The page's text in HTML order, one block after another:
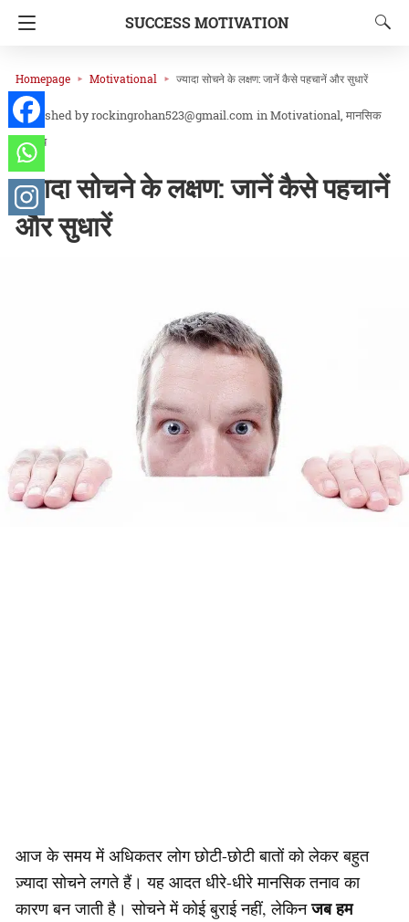
SUCCESS MOTIVATION
Homepage Motivational ज्यादा सोचने के लक्षण: जानें कैसे पहचानें और सुधारें
rockingrohan523@gmail.com inMotivational मानसिक
स्वास्थ्य
ज्यादा सोचने के लक्षण: जानें कैसे पहचानें
और सुधारें
आज के समय में अधिकतर लोग छोटी-छोटी बातों को लेकर बहुत
ज़्यादा सोचने लगते हैं। यह आदत धीरे-धीरे मानसिक तनाव का
कारण बन जाती है। सोचने में कोई बुराई नहीं, लेकिनजब हम